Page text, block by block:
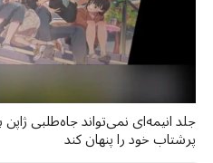
جلد انیمه‌ای نمی‌تواند جاه‌طلبی
پرشتاب خود را پنهان کند